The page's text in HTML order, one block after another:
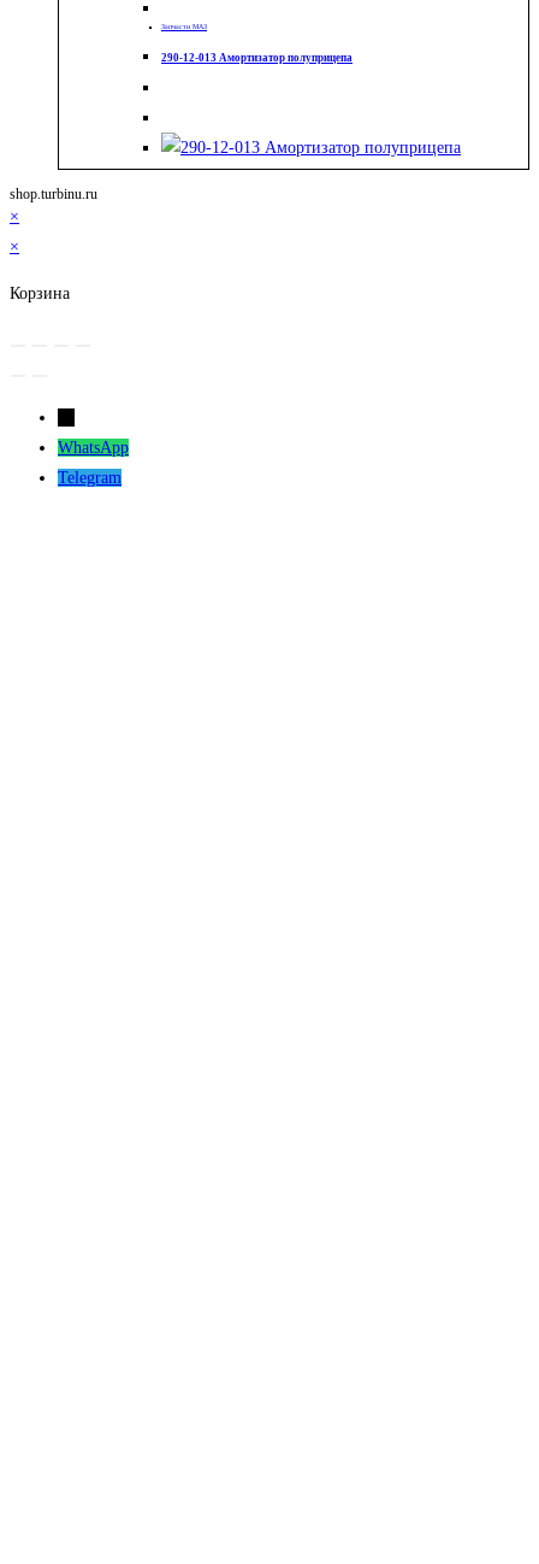
Запчасти МАЗ
290-12-013 Амортизатор полуприцепа
shop.turbinu.ru
×
×
Корзина
WhatsApp
Telegram